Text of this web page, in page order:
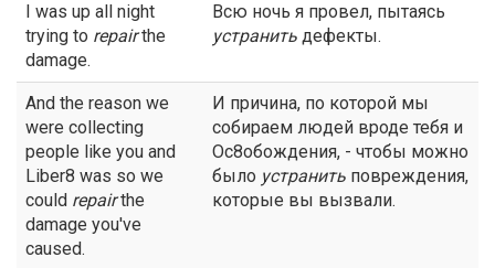
I was up all night
trying to repairthe
damage.
Всю ночь я провел, пытаясь
устранить дефекты.
And the reason we
were collecting
people like you and
Liber8 was so we
could repairthe
damage you've
caused.
И причина, по которой мы
собираем людей вроде тебя и
Ос8обождения, - чтобы можно
было устранить повреждения,
которые вы вызвали.